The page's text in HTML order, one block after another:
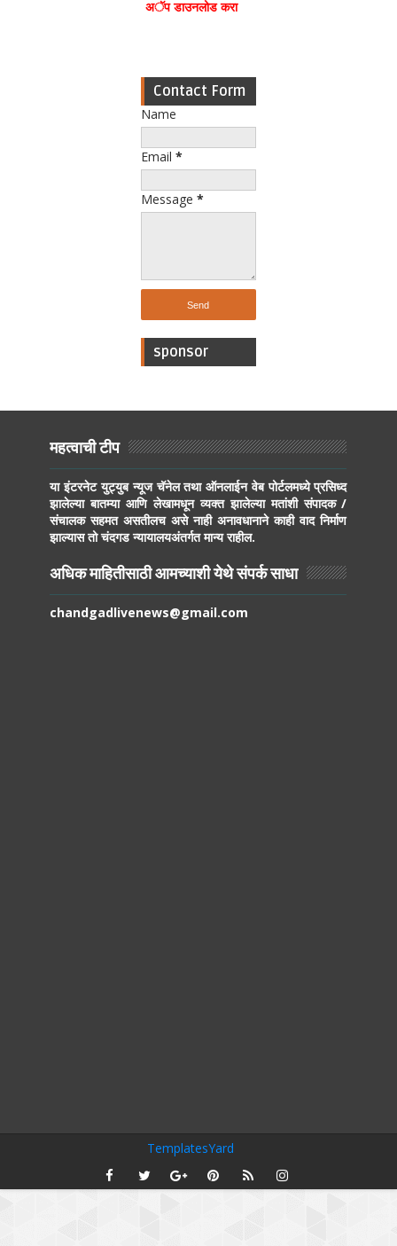
अॅप डाउनलोड करा
Contact Form
Name
Email *
Message *
sponsor
महत्वाची टीप
या इंटरनेट युट्युब न्यूज चॅनेल तथा ऑनलाईन वेब पोर्टलमध्ये प्रसिध्द
झालेल्या बातम्या आणि लेखामधून व्यक्त झालेल्या मतांशी संपादक /
संचालक सहमत असतीलच असे नाही अनावधानाने काही वाद निर्माण
झाल्यास तो चंदगड न्यायालयअंतर्गत मान्य राहील.
अधिक माहितीसाठी आमच्याशी येथे संपर्क साधा
chandgadlivenews@gmail.com